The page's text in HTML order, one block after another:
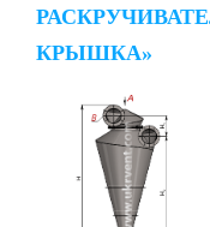
КРЫШКА»